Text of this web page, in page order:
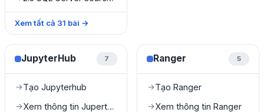
Xem tất cả 31 bài →
JupyterHub 7
→Tạo Jupyterhub
→ Xem thông tin JuperterHub
Ranger 5
→Tạo Ranger
→Xem thông tin Ranger